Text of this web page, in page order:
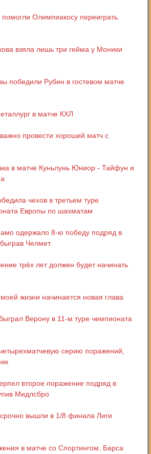
Олимпиакосу переиграть
взяла лишь три гейма у Моники
победили Рубин в гостевом матче
в матче КХЛ
провести хороший матч с
в матче Куньлунь Юниор - Тайфун и
чехов в третьем туре
Европы по шахматам
одержало 8-ю победу подряд в
Челмет
трёх лет должен будет начинать
жизни начинается новая глава
Верону в 11-м туре чемпионата
серию поражений,
второе поражение подряд в
Мидлсбро
вышли в 1/8 финала Лиги
в матче со Спортингом, Барса